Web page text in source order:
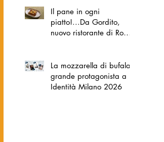
Il pane in ogni
piatto!...Da Gordito,
nuovo ristorante di Roma
La mozzarella di bufala
grande protagonista a
Identità Milano 2026